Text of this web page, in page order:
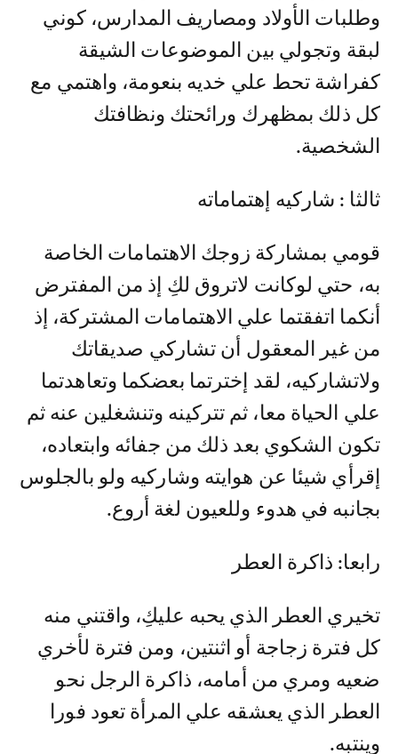
وطلبات الأولاد ومصاريف المدارس، كوني
لبقة وتجولي بين الموضوعات الشيقة
كفراشة تحط علي خديه بنعومة، واهتمي مع
كل ذلك بمظهرك ورائحتك ونظافتك
الشخصية.
ثالثا : شاركيه إهتماماته
قومي بمشاركة زوجك الاهتمامات الخاصة
به، حتي لوكانت لاتروق لكِ إذ من المفترض
أنكما اتفقتما علي الاهتمامات المشتركة، إذ
من غير المعقول أن تشاركي صديقاتك
ولاتشاركيه، لقد إخترتما بعضكما وتعاهدتما
علي الحياة معا، ثم تتركينه وتنشغلين عنه ثم
تكون الشكوي بعد ذلك من جفائه وابتعاده،
إقرأي شيئا عن هوايته وشاركيه ولو بالجلوس
بجانبه في هدوء وللعيون لغة أروع.
رابعا: ذاكرة العطر
تخيري العطر الذي يحبه عليكِ، واقتني منه
كل فترة زجاجة أو اثنتين، ومن فترة لأخري
ضعيه ومري من أمامه، ذاكرة الرجل نحو
العطر الذي يعشقه علي المرأة تعود فورا
وينتبه.